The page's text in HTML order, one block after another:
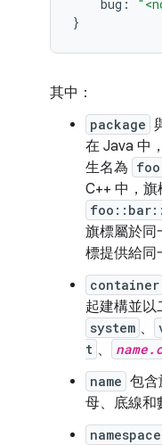
bug :
}
其中：
package
在 Java 中
生名為
C++ 中，
旗標屬於同
標提供給同
container
起建構並以
system 、
t 、
name 包含
母、底線和
namespace